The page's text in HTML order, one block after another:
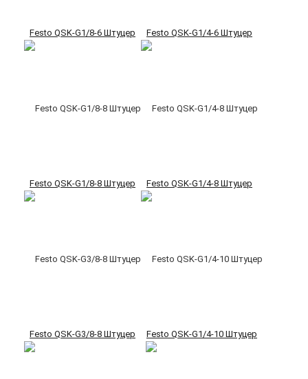
Festo QSK-G1/8-6 Штуцер Festo QSK-G1/4-6 Штуцер
Festo QSK-G1/8-8 Штуцер Festo QSK-G1/4-8 Штуцер
Festo QSK-G3/8-8 Штуцер Festo QSK-G1/4-10 Штуцер